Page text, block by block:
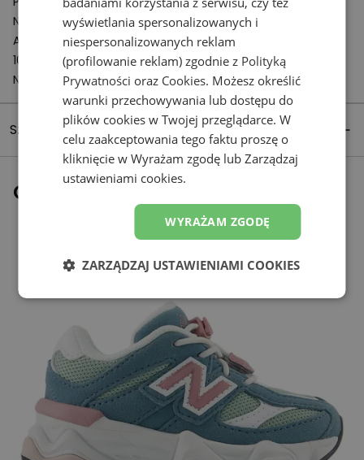
New Balance Europe BV
A-Factorij, Pilotenstraat 35 – 45
1059 CH Amsterdam
Netherlands
Szczegóły produktu
Ostatnio oglądane
wyświetlania spersonalizowanych i
niespersonalizowanych reklam
(profilowanie reklam) zgodnie z Polityką
Prywatności oraz Cookies. Możesz określić
warunki przechowywania lub dostępu do
plików cookies w Twojej przeglądarce. W
celu zaakceptowania tego faktu proszę o
kliknięcie w Wyrażam zgodę lub Zarządzaj
ustawieniami cookies.
WYRAŻAM ZGODĘ
ZARZĄDZAJ USTAWIENIAMI COOKIES